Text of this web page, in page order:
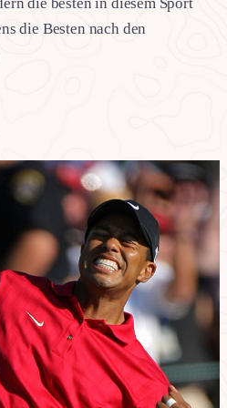
die Besten nach den